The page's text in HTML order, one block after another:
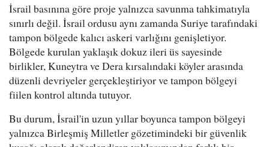
İsrail basınına göre proje yalnızca savunma tahkimatıyla
sınırlı değil. İsrail ordusu aynı zamanda Suriye tarafındaki
tampon bölgede kalıcı askeri varlığını genişletiyor.
Bölgede kurulan yaklaşık dokuz ileri üs sayesinde
birlikler, Kuneytra ve Dera kırsalındaki köyler arasında
düzenli devriyeler gerçekleştiriyor ve tampon bölgeyi
fiilen kontrol altında tutuyor.
Bu durum, İsrail'in uzun yıllar boyunca tampon bölgeyi
yalnızca Birleşmiş Milletler gözetimindeki bir güvenlik